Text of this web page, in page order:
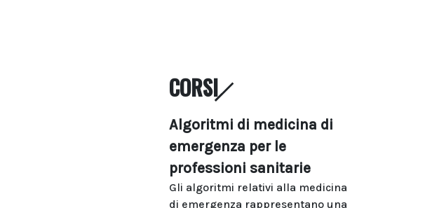
CORSI
Algoritmi di medicina di
emergenza per le
professioni sanitarie
Gli algoritmi relativi alla medicina
di emergenza rappresentano una